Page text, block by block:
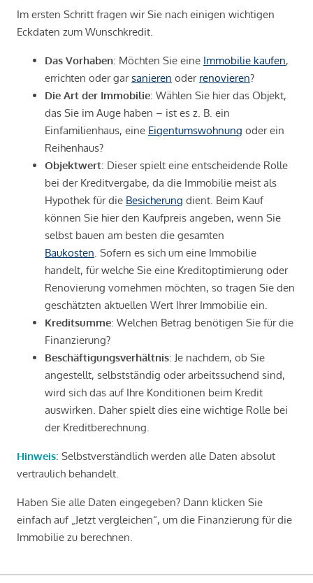
Im ersten Schritt fragen wir Sie nach einigen wichtigen
Eckdaten zum Wunschkredit.
Das Vorhaben: Möchten Sie eine Immobilie kaufen,
errichten oder garsanieren oder renovieren?
Die Art der Immobilie: Wählen Sie hier das Objekt,
das Sie im Auge haben – ist es z. B. ein
Einfamilienhaus, eine Eigentumswohnung oder ein
Reihenhaus?
Objektwert: Dieser spielt eine entscheidende Rolle
bei der Kreditvergabe, da die Immobilie meist als
Hypothek für die Besicherung dient. Beim Kauf
können Sie hier den Kaufpreis angeben, wenn Sie
selbst bauen am besten die gesamten
Baukosten . Sofern es sich um eine Immobilie
handelt, für welche Sie eine Kreditoptimierung oder
Renovierung vornehmen möchten, so tragen Sie den
geschätzten aktuellen Wert Ihrer Immobilie ein.
Kreditsumme: Welchen Betrag benötigen Sie für die
Finanzierung?
Beschäftigungsverhältnis: Je nachdem, ob Sie
angestellt, selbstständig oder arbeitssuchend sind,
wird sich das auf Ihre Konditionen beim Kredit
auswirken. Daher spielt dies eine wichtige Rolle bei
der Kreditberechnung.
Hinweis: Selbstverständlich werden alle Daten absolut
vertraulich behandelt.
Haben Sie alle Daten eingegeben? Dann klicken Sie
einfach auf „Jetzt vergleichen“, um die Finanzierung für die
Immobilie zu berechnen.